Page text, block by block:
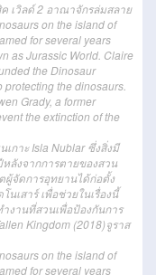
เวิลด์ 2 อาณาจักรล่มสลาย
on the island of
for several years
as Jurassic World. Claire
the Dinosaur
the dinosaurs.
Grady, a former
the extinction of the
กาะ Isla Nublar ซึ่งสิ่งมี
หลังจากการตายของสวน
ผู้จัดการอุทยานได้ก่อตั้ง
นเสาร์ เพื่อช่วยในเรื่องนี้
ำงานที่สวนเพื่อป้องกันการ
Kingdom (2018)จูราส
on the island of
for several years